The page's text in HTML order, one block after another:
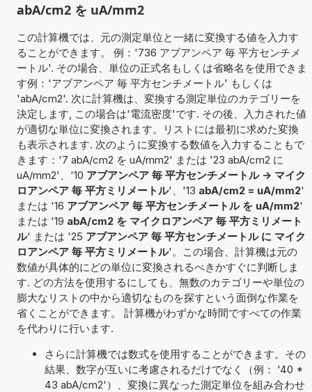
abA/cm2 を uA/mm2
この計算機では、元の測定単位と一緒に変換する値を入力す
ることができます。 例：'736 アブアンペア 毎 平方センチメ
ートル'. その場合、単位の正式名もしくは省略名を使用できま
す例：'アブアンペア 毎 平方センチメートル' もしくは
'abA/cm2'. 次に計算機は、変換する測定単位のカテゴリーを
決定します, この場合は'電流密度'です. その後、入力された値
が適切な単位に変換されます。リストには最初に求めた変換
も表示されます. 次のように変換する数値を入力することもで
きます：'7 abA/cm2 を uA/mm2' または '23 abA/cm2 に
uA/mm2'、'10 アブアンペア 毎 平方センチメートル -> マイク
ロアンペア 毎 平方ミリメートル'、'13 abA/cm2 = uA/mm2'
または '16 アブアンペア 毎 平方センチメートル を uA/mm2'
または '19 abA/cm2 を マイクロアンペア 毎 平方ミリメート
ル' または '25 アブアンペア 毎 平方センチメートル に マイク
ロアンペア 毎 平方ミリメートル'。この場合、計算機は元の
数値が具体的にどの単位に変換されるべきかすぐに判断しま
す. どの方法を使用するにしても、無数のカテゴリーや単位の
膨大なリストの中から適切なものを探すという面倒な作業を
省くことができます。 計算機がわずかな時間ですべての作業
を代わりに行います.
さらに計算機では数式を使用することができます。その
結果、数字が互いに考慮されるだけでなく（例： '40 *
43 abA/cm2'）、変換に異なった測定単位を組み合わせ